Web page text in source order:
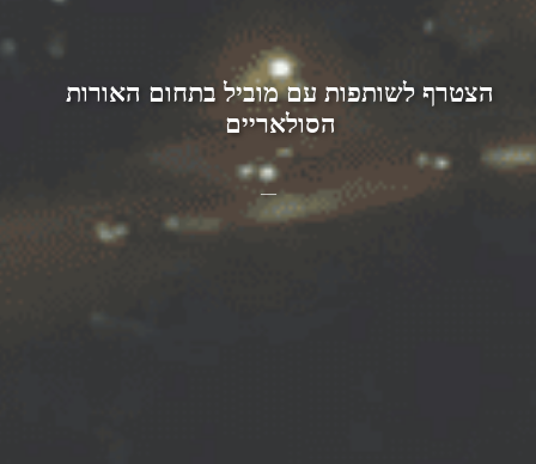
הצטרף לשותפות עם מוביל בתחום האורות
הסולאריים
—